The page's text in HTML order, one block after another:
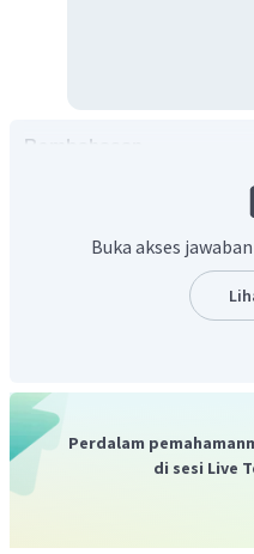
Pembahasan
Buka akses
Perdalam
di sesi Live